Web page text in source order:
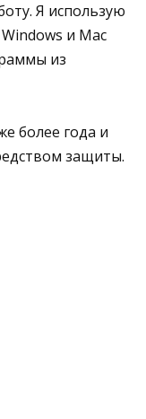
Я использую
и Mac
из
более года и
защиты.